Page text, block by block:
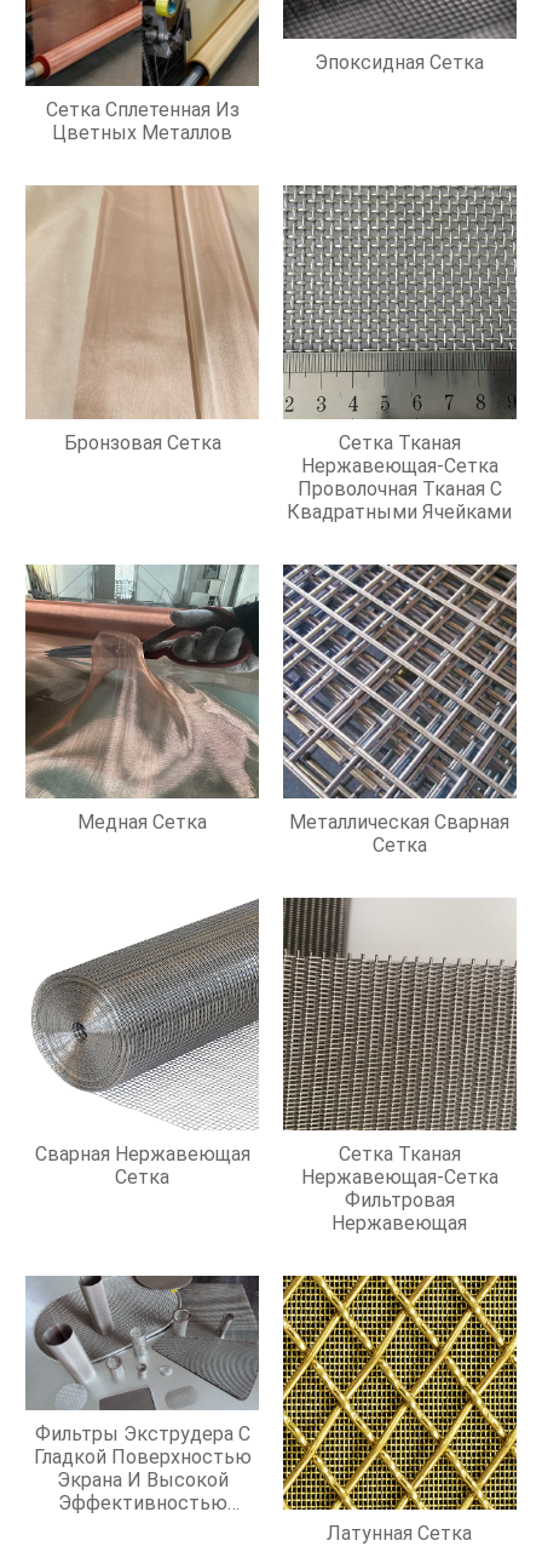
Сетка Сплетенная Из
Цветных Металлов
Эпоксидная Сетка
Бронзовая Сетка
Сетка Тканая
Нержавеющая-Сетка
Проволочная Тканая С
Квадратными Ячейками
Медная Сетка
Металлическая Сварная
Сетка
Сварная Нержавеющая
Сетка
Сетка Тканая
Нержавеющая-Сетка
Фильтровая
Нержавеющая
Фильтры Экструдера С
Гладкой Поверхностью
Экрана И Высокой
Эффективностью
Латунная Сетка